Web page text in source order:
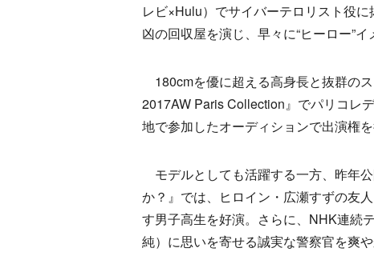
レビ×Hulu）でサイバーテロリスト役
凶の回収屋を演じ、早々に“ヒーロー”
180cmを優に超える高身長と抜群の
2017AW Paris Collection』でパリコレ
地で参加したオーディションで出演権
モデルとしても活躍する一方、昨年
か？』では、ヒロイン・広瀬すずの友
す男子高生を好演。さらに、NHK連続
純）に思いを寄せる誠実な警察官を爽